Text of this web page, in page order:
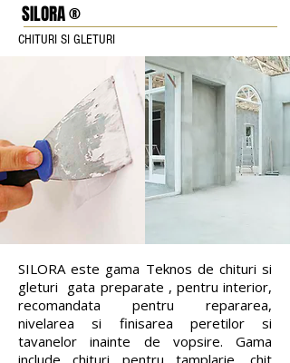
SILORA ®
CHITURI SI GLETURI
SILORA este gama Teknos de chituri si
gleturi gata preparate , pentru interior,
recomandata pentru repararea,
nivelarea si finisarea peretilor si
tavanelor inainte de vopsire. Gama
include chituri pentru tamplarie, chit